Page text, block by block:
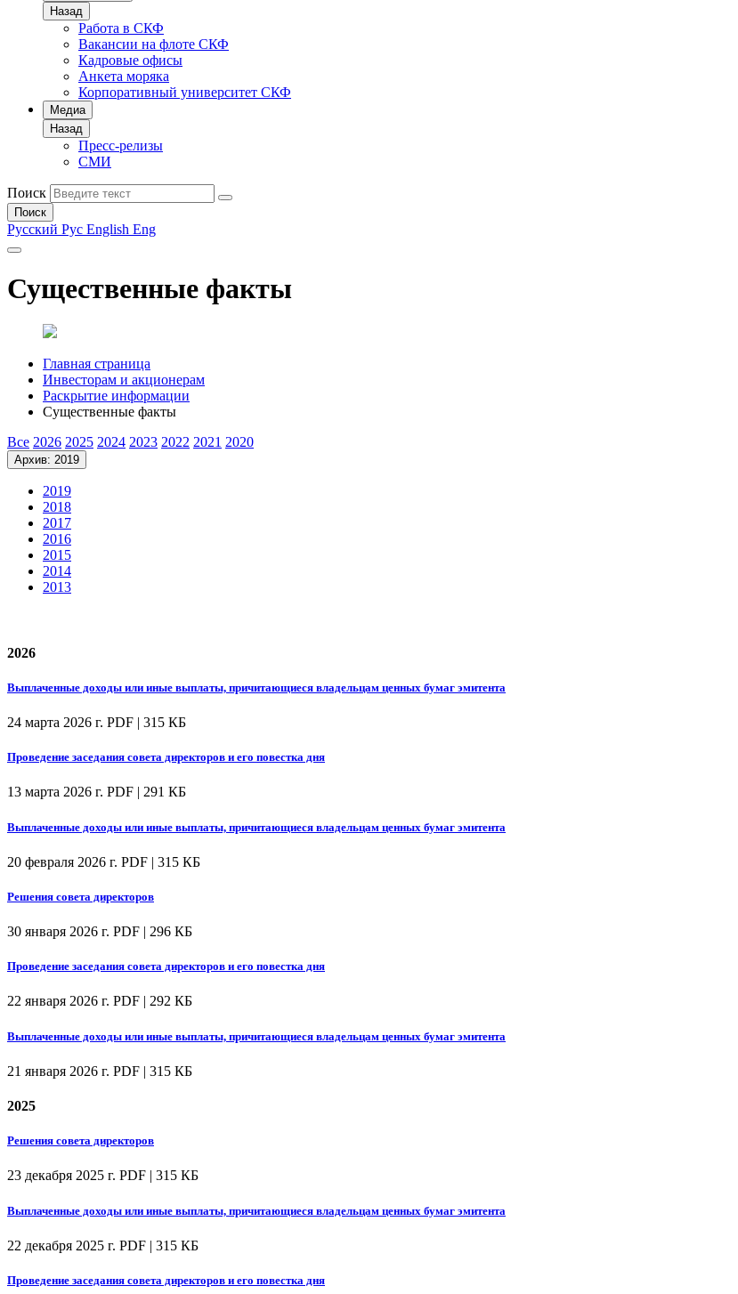
Назад
Работа в СКФ
Вакансии на флоте СКФ
Кадровые офисы
Анкета моряка
Корпоративный университет СКФ
Медиа
Назад
Пресс-релизы
СМИ
Поиск
Поиск
Русский Рус English Eng
Существенные факты
Главная страница
Инвесторам и акционерам
Раскрытие информации
Существенные факты
Все 2026 2025 2024 2023 2022 2021 2020
Архив: 2019
2019
2018
2017
2016
2015
2014
2013
2026
Выплаченные доходы или иные выплаты, причитающиеся владельцам ценных бумаг эмитента
24 марта 2026 г. PDF | 315 КБ
Проведение заседания совета директоров и его повестка дня
13 марта 2026 г. PDF | 291 КБ
Выплаченные доходы или иные выплаты, причитающиеся владельцам ценных бумаг эмитента
20 февраля 2026 г. PDF | 315 КБ
Решения совета директоров
30 января 2026 г. PDF | 296 КБ
Проведение заседания совета директоров и его повестка дня
22 января 2026 г. PDF | 292 КБ
Выплаченные доходы или иные выплаты, причитающиеся владельцам ценных бумаг эмитента
21 января 2026 г. PDF | 315 КБ
2025
Решения совета директоров
23 декабря 2025 г. PDF | 315 КБ
Выплаченные доходы или иные выплаты, причитающиеся владельцам ценных бумаг эмитента
22 декабря 2025 г. PDF | 315 КБ
Проведение заседания совета директоров и его повестка дня